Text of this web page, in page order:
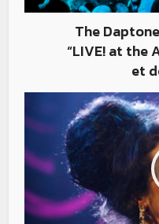
The
“LIVE! at the
et